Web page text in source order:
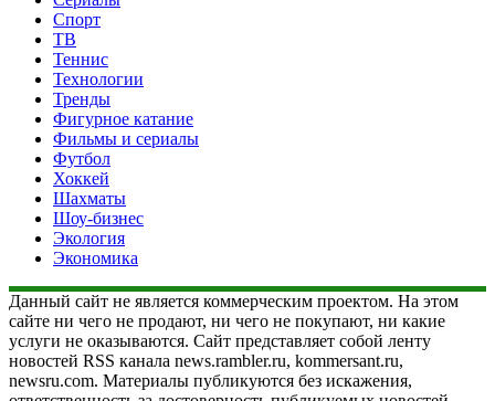
Спорт
ТВ
Теннис
Технологии
Тренды
Фигурное катание
Фильмы и сериалы
Футбол
Хоккей
Шахматы
Шоу-бизнес
Экология
Экономика
Данный сайт не является коммерческим проектом. На этом
сайте ни чего не продают, ни чего не покупают, ни какие
услуги не оказываются. Сайт представляет собой ленту
новостей RSS канала news.rambler.ru, kommersant.ru,
newsru.com. Материалы публикуются без искажения,